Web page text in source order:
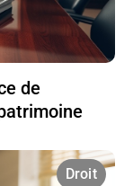
de
Droit